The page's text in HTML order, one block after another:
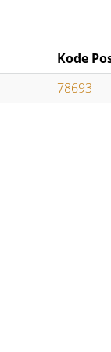
Kode
78693